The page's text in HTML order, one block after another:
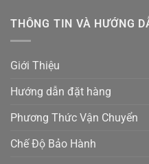
THÔNG TIN VÀ HƯỚNG
Giới Thiệu
Hướng dẫn đặt hàng
Phương Thức Vận Chuyển
Chế Độ Bảo Hành